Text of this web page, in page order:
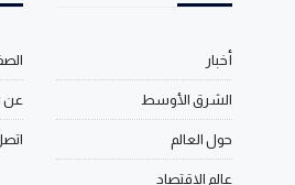
أخبار
الشرق الأوسط
حول العالم
عالم الاقتصاد
عن